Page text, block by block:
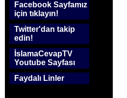
Facebook Sayfamız
için tıklayın!
Twitter'dan takip
edin!
İslamaCevapTV
Youtube Sayfası
Faydalı Linler